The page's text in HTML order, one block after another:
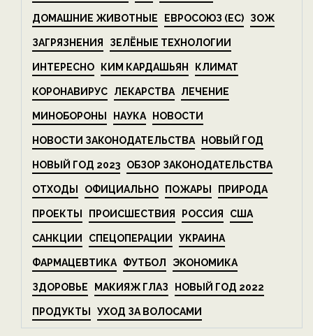
ДОМАШНИЕ ЖИВОТНЫЕ ЕВРОСОЮЗ (ЕС) ЗОЖ
ЗАГРЯЗНЕНИЯ ЗЕЛЁНЫЕ ТЕХНОЛОГИИ
ИНТЕРЕСНО КИМ КАРДАШЬЯН КЛИМАТ
КОРОНАВИРУС ЛЕКАРСТВА ЛЕЧЕНИЕ
МИНОБОРОНЫ НАУКА НОВОСТИ
НОВОСТИ ЗАКОНОДАТЕЛЬСТВА НОВЫЙ ГОД
НОВЫЙ ГОД 2023 ОБЗОР ЗАКОНОДАТЕЛЬСТВА
ОТХОДЫ ОФИЦИАЛЬНО ПОЖАРЫ ПРИРОДА
ПРОЕКТЫ ПРОИСШЕСТВИЯ РОССИЯ США
САНКЦИИ СПЕЦОПЕРАЦИИ УКРАИНА
ФАРМАЦЕВТИКА ФУТБОЛ ЭКОНОМИКА
ЗДОРОВЬЕ МАКИЯЖ ГЛАЗ НОВЫЙ ГОД 2022
ПРОДУКТЫ УХОД ЗА ВОЛОСАМИ